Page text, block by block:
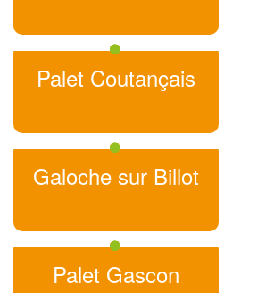
Palet Coutançais
Galoche sur Billot
Palet Gascon